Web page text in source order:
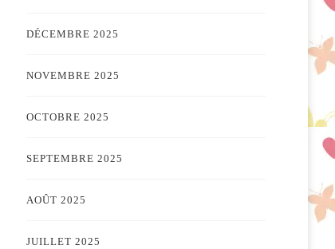
DÉCEMBRE 2025
NOVEMBRE 2025
OCTOBRE 2025
SEPTEMBRE 2025
AOÛT 2025
JUILLET 2025